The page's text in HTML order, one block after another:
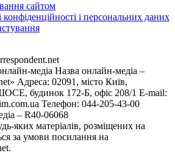
сайтом
конфіденційності і персональних даних
медіа Назва онлайн-медіа –
Адреса: 02091, місто Київ,
будинок 172-Б, офіс 208/1 E-mail:
Телефон: 044-205-43-00
– R40-06068
яких матеріалів, розміщених на
за умови посилання на